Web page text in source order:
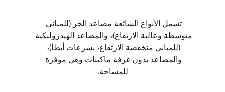
تشمل الأنواع الشائعة مصاعد الجر (للمباني
متوسطة وعالية الارتفاع)، والمصاعد الهيدروليكية
(للمباني منخفضة الارتفاع، بسرعات أبطأ)،
والمصاعد بدون غرفة ماكينات وهي موفرة
للمساحة.